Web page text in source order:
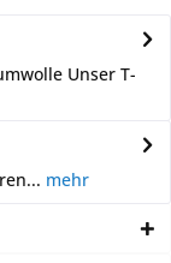
Unser T-
mehr